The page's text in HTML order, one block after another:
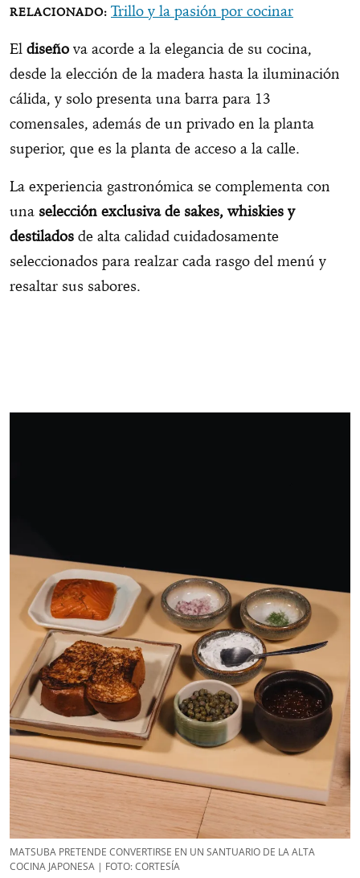
Trillo y la pasión por cocinar
El diseño va acorde a la elegancia de su cocina,
desde la elección de la madera hasta la iluminación
cálida, y solo presenta una barra para 13
comensales, además de un privado en la planta
superior, que es la planta de acceso a la calle.
La experiencia gastronómica se complementa con
una selección exclusiva de sakes, whiskies y
destilados de alta calidad cuidadosamente
seleccionados para realzar cada rasgo del menú y
resaltar sus sabores.
MATSUBA PRETENDE CONVERTIRSE EN UN SANTUARIO DE LA ALTA
COCINA JAPONESA | FOTO: CORTESÍA